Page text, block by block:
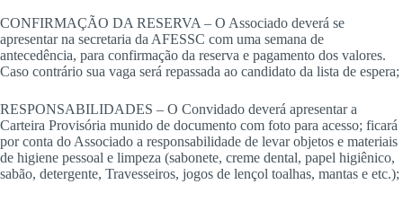
CONFIRMAÇÃO DA RESERVA – O Associado deverá se
apresentar na secretaria da AFESSC com uma semana de
antecedência, para confirmação da reserva e pagamento dos valores.
Caso contrário sua vaga será repassada ao candidato da lista de espera;
RESPONSABILIDADES – O Convidado deverá apresentar a
Carteira Provisória munido de documento com foto para acesso; ficará
por conta do Associado a responsabilidade de levar objetos e materiais
de higiene pessoal e limpeza (sabonete, creme dental, papel higiênico,
sabão, detergente, Travesseiros, jogos de lençol toalhas, mantas e etc.);